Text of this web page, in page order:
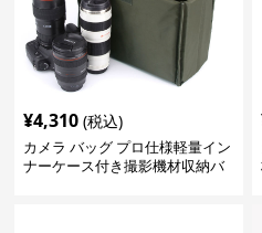
¥4,310 (税込)
カメラ バッグ プロ仕様軽量イン
ナーケース付き撮影機材収納バ